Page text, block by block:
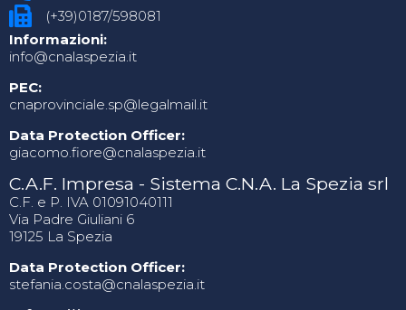
(+39)0187/598081
Informazioni:
info@cnalaspezia.it
PEC:
cnaprovinciale.sp@legalmail.it
Data Protection Officer:
giacomo.fiore@cnalaspezia.it
C.A.F. Impresa - Sistema C.N.A. La Spezia srl
C.F. e P. IVA 01091040111
Via Padre Giuliani 6
19125 La Spezia
Data Protection Officer:
stefania.costa@cnalaspezia.it